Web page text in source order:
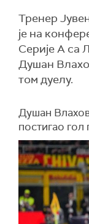
Тренер
је на
Серије А са
Душан
том дуелу.
Душан
постигао